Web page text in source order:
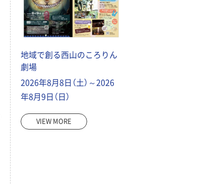
地域で創る西山のころりん
劇場
2026年8月8日（土）～2026
年8月9日（日）
VIEW MORE